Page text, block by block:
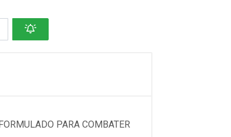
PARA COMBATER